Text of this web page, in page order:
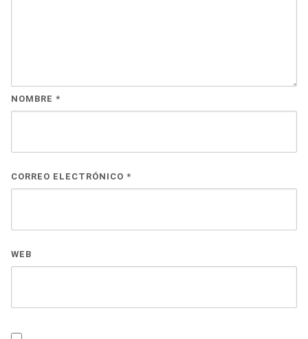
NOMBRE *
CORREO ELECTRÓNICO *
WEB